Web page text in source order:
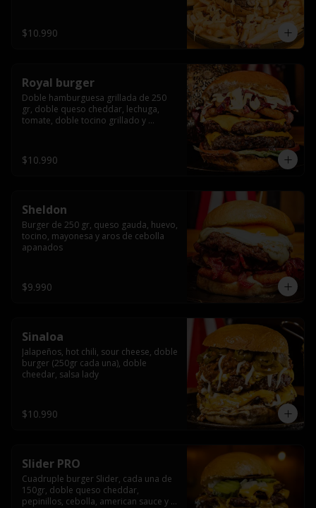
$10.990
Royal burger
Doble hamburguesa grillada de 250
gr, doble queso cheddar, lechuga,
tomate, doble tocino grillado y
salsa de queso cheddar.
$10.990
Sheldon
Burger de 250 gr, queso gauda, huevo,
tocino, mayonesa y aros de cebolla
apanados
$9.990
Sinaloa
Jalapeños, hot chili, sour cheese, doble
burger (250gr cada una), doble
cheedar, salsa lady
$10.990
Slider PRO
Cuadruple burger Slider, cada una de
150gr, doble queso cheddar,
pepinillos, cebolla, american sauce y